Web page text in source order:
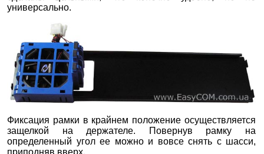
универсально.
Фиксация рамки в крайнем положение осуществляется
защелкой на держателе. Повернув рамку на
определенный угол ее можно и вовсе снять с шасси,